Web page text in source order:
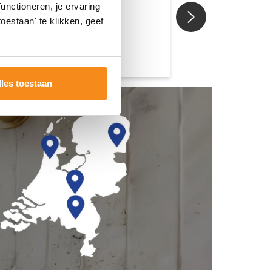
je ervaring
te klikken, geef
toestaan